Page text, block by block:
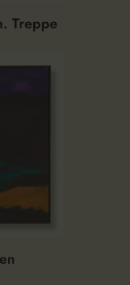
Treppe